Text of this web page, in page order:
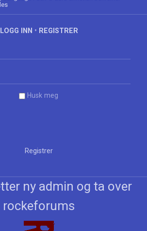
LOGG INN • REGISTRER
Husk meg
Registrer
ny admin og ta over
rockeforums